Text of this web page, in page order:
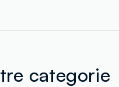
categorie